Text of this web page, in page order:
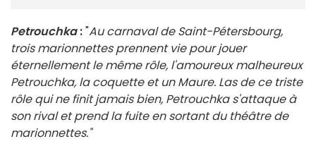
Petrouchka :"Au carnaval de Saint-Pétersbourg,
trois marionnettes prennent vie pour jouer
éternellement le même rôle, l'amoureux malheureux
Petrouchka, la coquette et un Maure. Las de ce triste
rôle qui ne finit jamais bien, Petrouchka s'attaque à
son rival et prend la fuite en sortant du théâtre de
marionnettes."